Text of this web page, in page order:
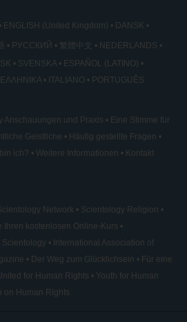
ENGLISH (United Kingdom) DANSK
РУССКИЙ 繁體中文
NEDERLANDS
SVENSKA
ESPAÑOL (LATINO)
ΕΛΛΗΝΙΚA ITALIANO PORTUGUÊS
Anschauungen und Praxis
Eine Stimme für
Geistliche
Häufig gestellte Fragen
ich? Weitere Informationen
Kontakt
Network
Scientology Religion
Ihren kostenlosen Online-Kurs
Scientology
International Association of
Der Weg zum Glücklichsein
Für eine
for Human Rights
Youth for Human
on Human Rights